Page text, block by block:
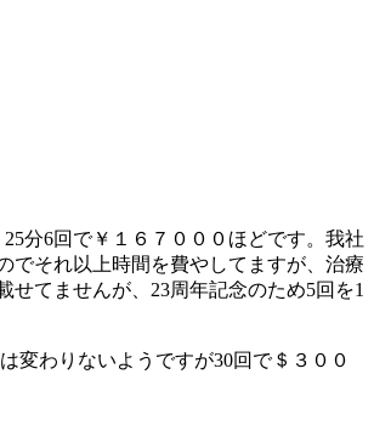
分6回で￥１６７０００ほどです。我社
それ以上時間を費やしてますが、治療
てませんが、23周年記念のため5回を1
変わりないようですが30回で＄３００